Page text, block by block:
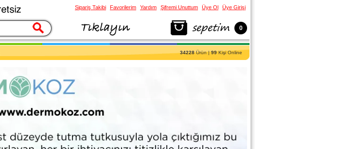
34228Ürün |99Kişi Online
Sipariş Takibi Favorilerim Yardım Şifremi Unuttum Üye Ol Üye Girişi
0